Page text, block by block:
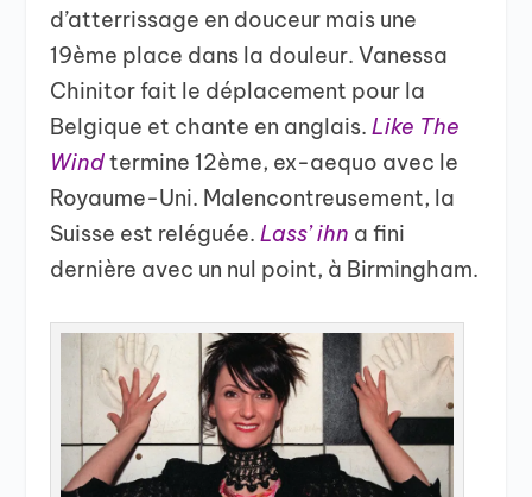
d’atterrissage en douceur mais une
19ème place dans la douleur. Vanessa
Chinitor fait le déplacement pour la
Belgique et chante en anglais.Like The
Windtermine 12ème, ex-aequo avec le
Royaume-Uni. Malencontreusement, la
Suisse est reléguée.Lass’ ihn a fini
dernière avec un nul point, à Birmingham.